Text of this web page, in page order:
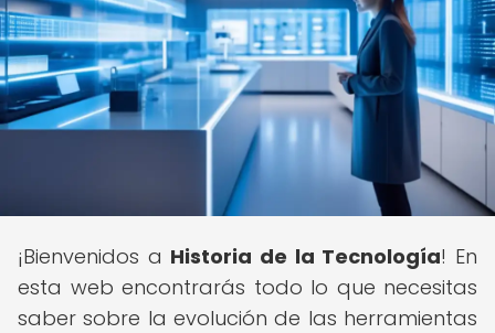
¡Bienvenidos a Historia de la Tecnología! En
esta web encontrarás todo lo que necesitas
saber sobre la evolución de las herramientas